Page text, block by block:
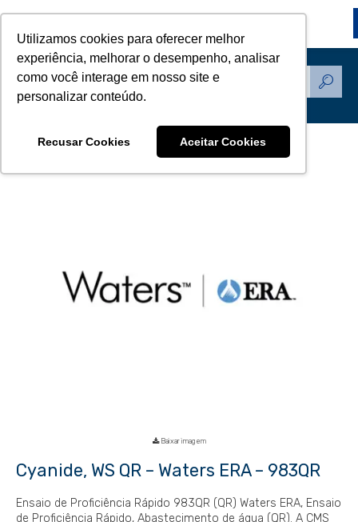
Utilizamos cookies para oferecer melhor
experiência, melhorar o desempenho, analisar
como você interage em nosso site e
personalizar conteúdo.
Recusar Cookies Aceitar Cookies
Produtos
Baixar imagem
Cyanide, WS QR – Waters ERA – 983QR
Ensaio de Proficiência Rápido 983QR (QR) Waters ERA, Ensaio
de Proficiência Rápido, Abastecimento de água (QR). A CMS